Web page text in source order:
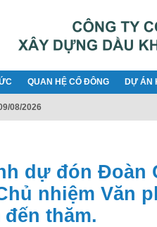
QUAN HỆ CỔ ĐÔNG DỰ ÁN
08/2026
dự đón Đoàn
nhiệm Văn
thăm.